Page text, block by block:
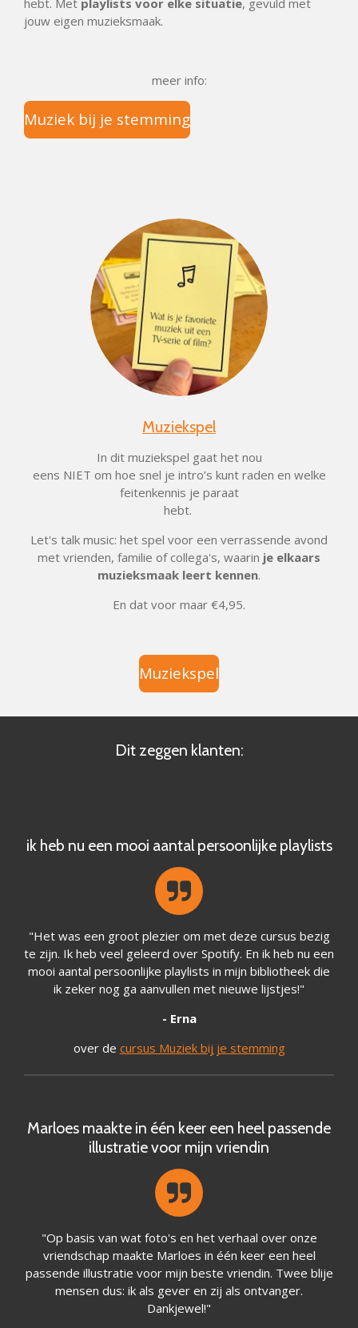
jouw eigen muzieksmaak.
meer info:
Muziek bij je stemming
Muziekspel
In dit muziekspel gaat het nou
eens NIET om hoe snel je intro’s kunt raden en welke
feitenkennis je paraat
hebt.
Let's talk music: het spel voor een verrassende avond
met vrienden, familie of collega's, waarin je elkaars
muzieksmaak leert kennen.
En dat voor maar €4,95.
Muziekspel
Dit zeggen klanten:
ik heb nu een mooi aantal persoonlijke playlists
"Het was een groot plezier om met deze cursus bezig
te zijn. Ik heb veel geleerd over Spotify. En ik heb nu een
mooi aantal persoonlijke playlists in mijn bibliotheek die
ik zeker nog ga aanvullen met nieuwe lijstjes!"
- Erna
over de cursus Muziek bij je stemming
Marloes maakte in één keer een heel passende
illustratie voor mijn vriendin
"Op basis van wat foto's en het verhaal over onze
vriendschap maakte Marloes in één keer een heel
passende illustratie voor mijn beste vriendin. Twee blije
mensen dus: ik als gever en zij als ontvanger.
Dankjewel!"